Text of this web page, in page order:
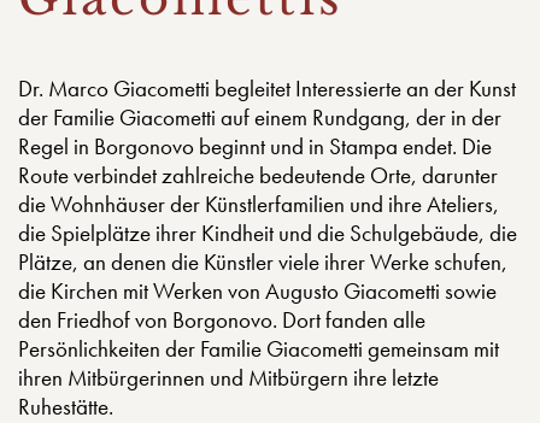
Dr. Marco Giacometti begleitet Interessierte an der Kunst
der Familie Giacometti auf einem Rundgang, der in der
Regel in Borgonovo beginnt und in Stampa endet. Die
Route verbindet zahlreiche bedeutende Orte, darunter
die Wohnhäuser der Künstlerfamilien und ihre Ateliers,
die Spielplätze ihrer Kindheit und die Schulgebäude, die
Plätze, an denen die Künstler viele ihrer Werke schufen,
die Kirchen mit Werken von Augusto Giacometti sowie
den Friedhof von Borgonovo. Dort fanden alle
Persönlichkeiten der Familie Giacometti gemeinsam mit
ihren Mitbürgerinnen und Mitbürgern ihre letzte
Ruhestätte.